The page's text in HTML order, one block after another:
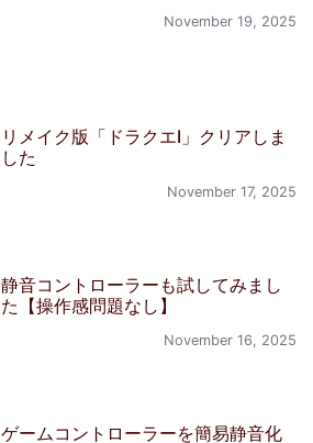
November 19, 2025
リメイク版「ドラクエI」クリアしま
した
November 17, 2025
静音コントローラーも試してみまし
た【操作感問題なし】
November 16, 2025
ゲームコントローラーを簡易静音化